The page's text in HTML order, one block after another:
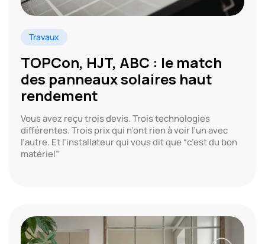
Travaux
TOPCon, HJT, ABC : le match
des panneaux solaires haut
rendement
Vous avez reçu trois devis. Trois technologies
différentes. Trois prix qui n’ont rien à voir l’un avec
l’autre. Et l’installateur qui vous dit que “c’est du bon
matériel”